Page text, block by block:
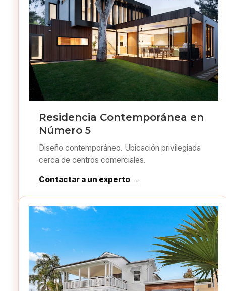
Residencia Contemporánea en
Número 5
Diseño contemporáneo. Ubicación privilegiada
cerca de centros comerciales.
Contactar a un experto →